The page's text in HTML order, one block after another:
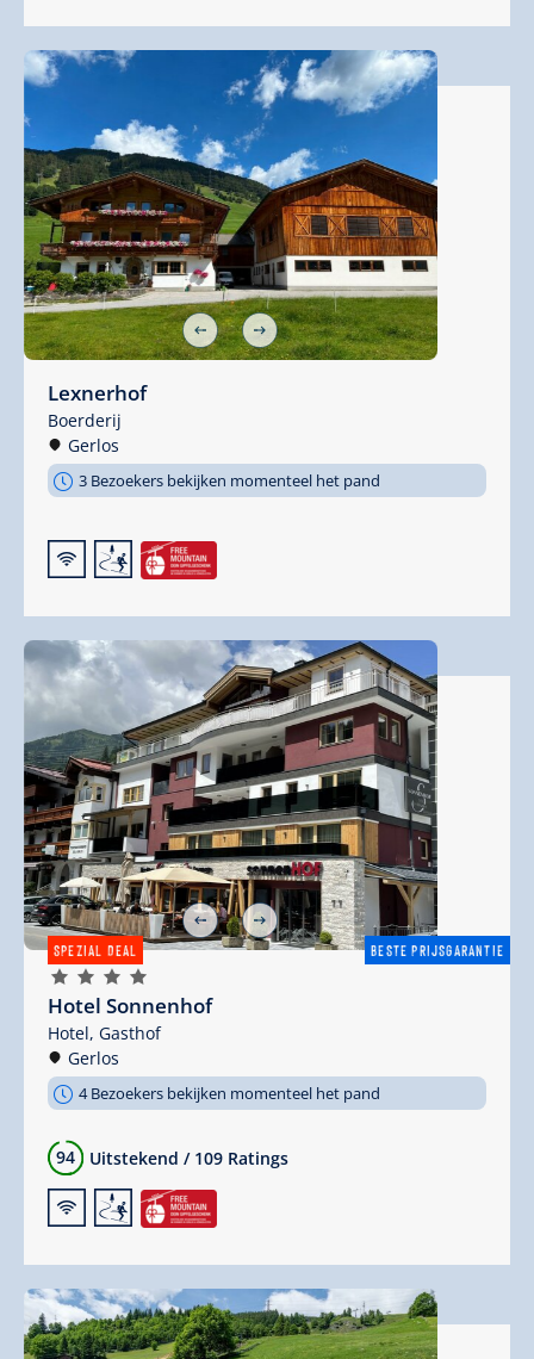
Lexnerhof
Boerderij
Gerlos
3 Bezoekers bekijken momenteel het pand
🜉🞷
BESTE PRIJSGARANTIE
SPEZIAL DEAL
🞙🞙🞙🞙
Hotel Sonnenhof
Hotel, Gasthof
Gerlos
4 Bezoekers bekijken momenteel het pand
94 Uitstekend / 109 Ratings
🜉🞷